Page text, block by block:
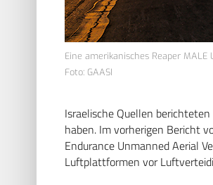
Eine amerikanisches Reaper
Foto: GAASI
Israelische Quellen
haben. Im vorherigen Bericht
Endurance Unmanned Aerial
Luftplattformen vor